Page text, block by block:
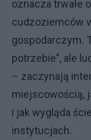
oznacza trwałe
cudzoziemców
gospodarczym.
potrzebie”, ale
– zaczynają
miejscowością,
i jak wygląda
instytucjach.